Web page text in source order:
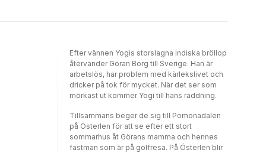
Efter vännen Yogis storslagna indiska bröllop
återvänder Göran Borg till Sverige. Han är
arbetslös, har problem med kärlekslivet och
dricker på tok för mycket. När det ser som
mörkast ut kommer Yogi till hans räddning.
Tillsammans beger de sig till Pomonadalen
på Österlen för att se efter ett stort
sommarhus åt Görans mamma och hennes
fästman som är på golfresa. På Österlen blir